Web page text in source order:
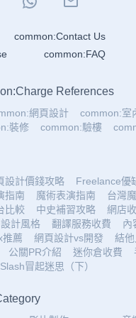
common:Contact Us
common:FAQ
References
網頁設計
common:室
裝修 common:驗樓
設計價錢攻略
Freelance優
指南 魔術表演指南
台灣
比較 中史補習攻略
網店
計風格 翻譯服務收費
內
推薦 網頁設計vs開發
結
公關PR介紹 迷你倉收費
Slash冒起迷思（下）